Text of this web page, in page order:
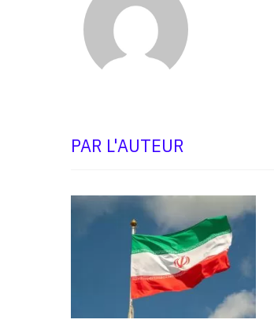
PAR L'AUTEUR